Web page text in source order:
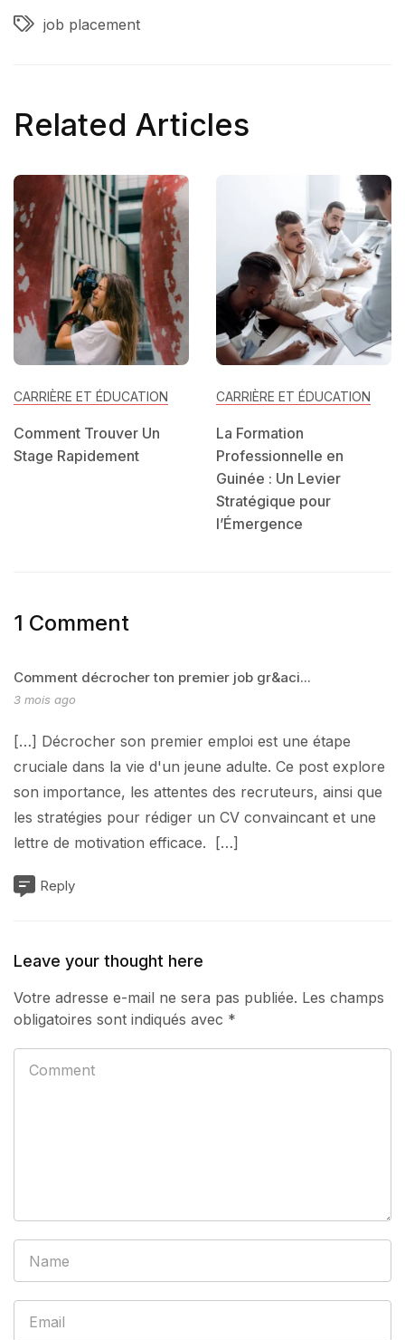
job placement
Related Articles
CARRIÈRE ET ÉDUCATION
Comment Trouver Un
Stage Rapidement
CARRIÈRE ET ÉDUCATION
La Formation
Professionnelle en
Guinée : Un Levier
Stratégique pour
l’Émergence
1 Comment
Comment décrocher ton premier job gr&aci...
3 mois ago
[…] Décrocher son premier emploi est une étape
cruciale dans la vie d'un jeune adulte. Ce post explore
son importance, les attentes des recruteurs, ainsi que
les stratégies pour rédiger un CV convaincant et une
lettre de motivation efficace. […]
Reply
Leave your thought here
Votre adresse e-mail ne sera pas publiée. Les champs
obligatoires sont indiqués avec *